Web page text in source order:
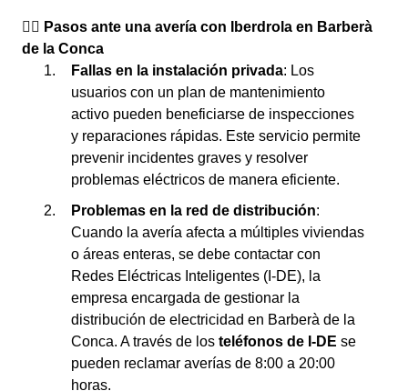
👉🏼 Pasos ante una avería con Iberdrola en Barberà
de la Conca
Fallas en la instalación privada: Los
usuarios con un plan de mantenimiento
activo pueden beneficiarse de inspecciones
y reparaciones rápidas. Este servicio permite
prevenir incidentes graves y resolver
problemas eléctricos de manera eficiente.
Problemas en la red de distribución:
Cuando la avería afecta a múltiples viviendas
o áreas enteras, se debe contactar con
Redes Eléctricas Inteligentes (I-DE), la
empresa encargada de gestionar la
distribución de electricidad en Barberà de la
Conca. A través de los teléfonos de I-DE se
pueden reclamar averías de 8:00 a 20:00
horas.